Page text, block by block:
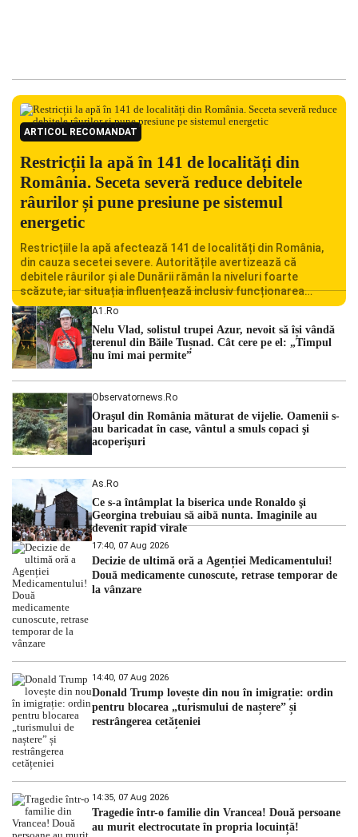
ARTICOL RECOMANDAT
Restricții la apă în 141 de localități din
România. Seceta severă reduce debitele
râurilor și pune presiune pe sistemul
energetic
Restricțiile la apă afectează 141 de localități din România,
din cauza secetei severe. Autoritățile avertizează că
debitele râurilor și ale Dunării rămân la niveluri foarte
scăzute, iar situația influențează inclusiv funcționarea
Centralei Nucleare de la Cernavodă. România se confruntă
cu una dintre cele mai dificile perioade din punct de vedere
hidrologic din ultimii ani. Lipsa […]
A1.ro
Nelu Vlad, solistul trupei Azur, nevoit să își vândă
terenul din Băile Tușnad. Cât cere pe el: „Timpul
nu îmi mai permite”
Observatornews.ro
Oraşul din România măturat de vijelie. Oamenii s-
au baricadat în case, vântul a smuls copaci şi
acoperişuri
As.ro
Ce s-a întâmplat la biserica unde Ronaldo şi
Georgina trebuiau să aibă nunta. Imaginile au
devenit rapid virale
17:40, 07 Aug 2026
Decizie de ultimă oră a Agenției Medicamentului!
Două medicamente cunoscute, retrase temporar de
la vânzare
14:40, 07 Aug 2026
Donald Trump lovește din nou în imigrație: ordin
pentru blocarea „turismului de naștere” și
restrângerea cetățeniei
14:35, 07 Aug 2026
Tragedie într-o familie din Vrancea! Două persoane
au murit electrocutate în propria locuință!